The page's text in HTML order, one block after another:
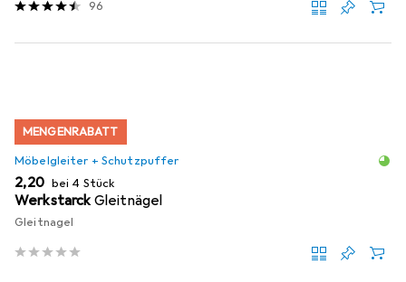
96
MENGENRABATT
Möbelgleiter + Schutzpuffer
EUR
2,20 bei 4 Stück
WerkstarckGleitnägel
Gleitnagel